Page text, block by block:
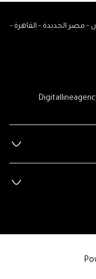
- مصر الجديدة - القاهرة -